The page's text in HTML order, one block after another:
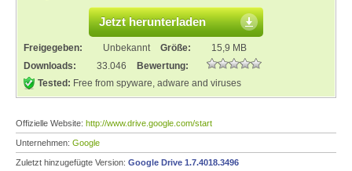
Jetzt herunterladen
Freigegeben: Unbekannt Größe:
15,9 MB
Downloads:
33.046
Bewertung:
Tested: Free from spyware, adware and viruses
Offizielle Website: http://www.drive.google.com/start
Unternehmen: Google
Zuletzt hinzugefügte Version: Google Drive 1.7.4018.3496